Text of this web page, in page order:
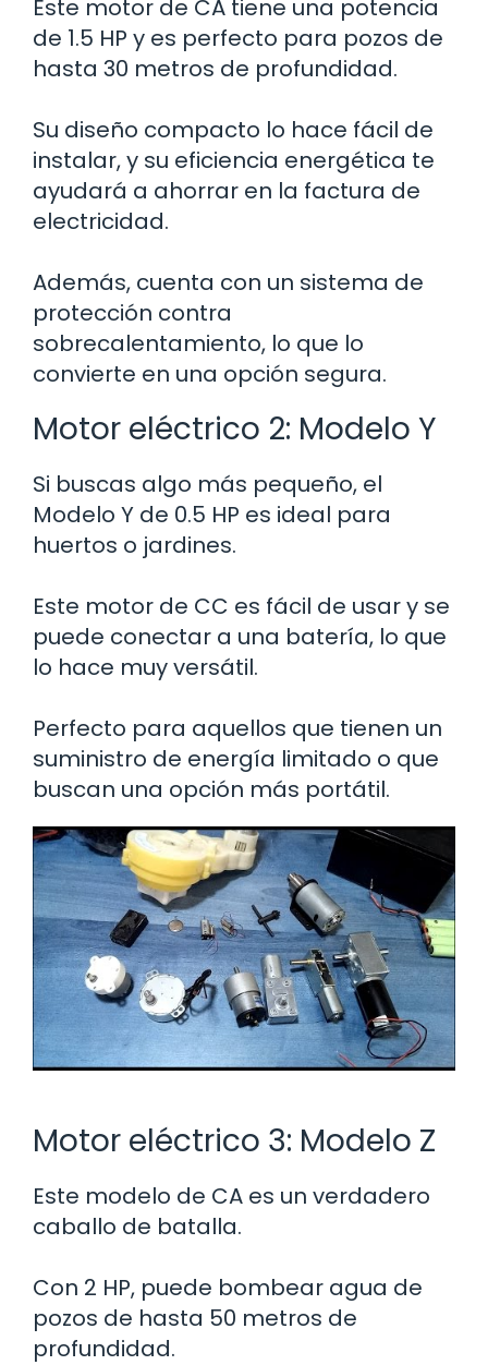
Este motor de CA tiene una potencia
de 1.5 HP y es perfecto para pozos de
hasta 30 metros de profundidad.
Su diseño compacto lo hace fácil de
instalar, y su eficiencia energética te
ayudará a ahorrar en la factura de
electricidad.
Además, cuenta con un sistema de
protección contra
sobrecalentamiento, lo que lo
convierte en una opción segura.
Motor eléctrico 2: Modelo Y
Si buscas algo más pequeño, el
Modelo Y de 0.5 HP es ideal para
huertos o jardines.
Este motor de CC es fácil de usar y se
puede conectar a una batería, lo que
lo hace muy versátil.
Perfecto para aquellos que tienen un
suministro de energía limitado o que
buscan una opción más portátil.
Motor eléctrico 3: Modelo Z
Este modelo de CA es un verdadero
caballo de batalla.
Con 2 HP, puede bombear agua de
pozos de hasta 50 metros de
profundidad.